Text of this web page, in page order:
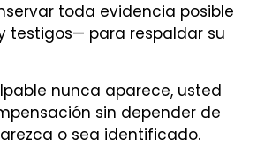
toda evidencia posible
testigos— para respaldar su
nunca aparece, usted
sin depender de
o sea identificado.